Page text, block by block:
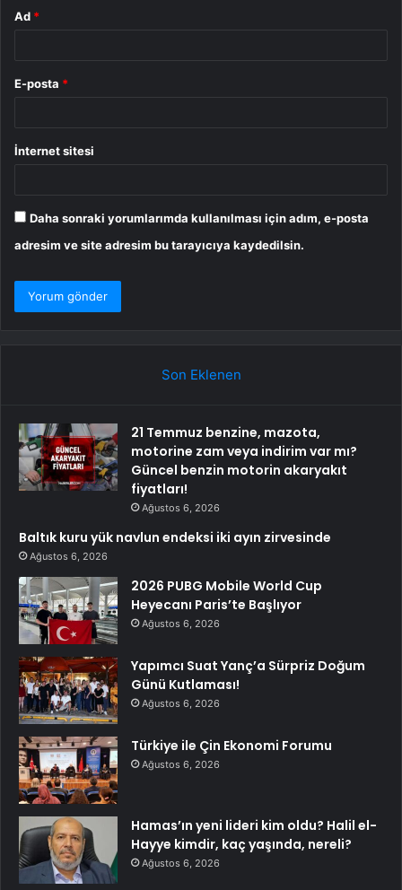
Ad *
E-posta *
İnternet sitesi
Daha sonraki yorumlarımda kullanılması için adım, e-posta
adresim ve site adresim bu tarayıcıya kaydedilsin.
Son Eklenen
21 Temmuz benzine, mazota,
motorine zam veya indirim var mı?
Güncel benzin motorin akaryakıt
fiyatları!
Ağustos 6, 2026
Baltık kuru yük navlun endeksi iki ayın zirvesinde
Ağustos 6, 2026
2026 PUBG Mobile World Cup
Heyecanı Paris’te Başlıyor
Ağustos 6, 2026
Yapımcı Suat Yanç’a Sürpriz Doğum
Günü Kutlaması!
Ağustos 6, 2026
Türkiye ile Çin Ekonomi Forumu
Ağustos 6, 2026
Hamas’ın yeni lideri kim oldu? Halil el-
Hayye kimdir, kaç yaşında, nereli?
Ağustos 6, 2026